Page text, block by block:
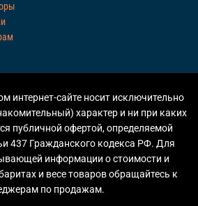
интернет-сайте носит исключительно
характер и ни при каких
публичной офертой, определяемой
437 Гражданского кодекса РФ. Для
информации о стоимости и
и весе товаров обращайтесь к
по продажам.